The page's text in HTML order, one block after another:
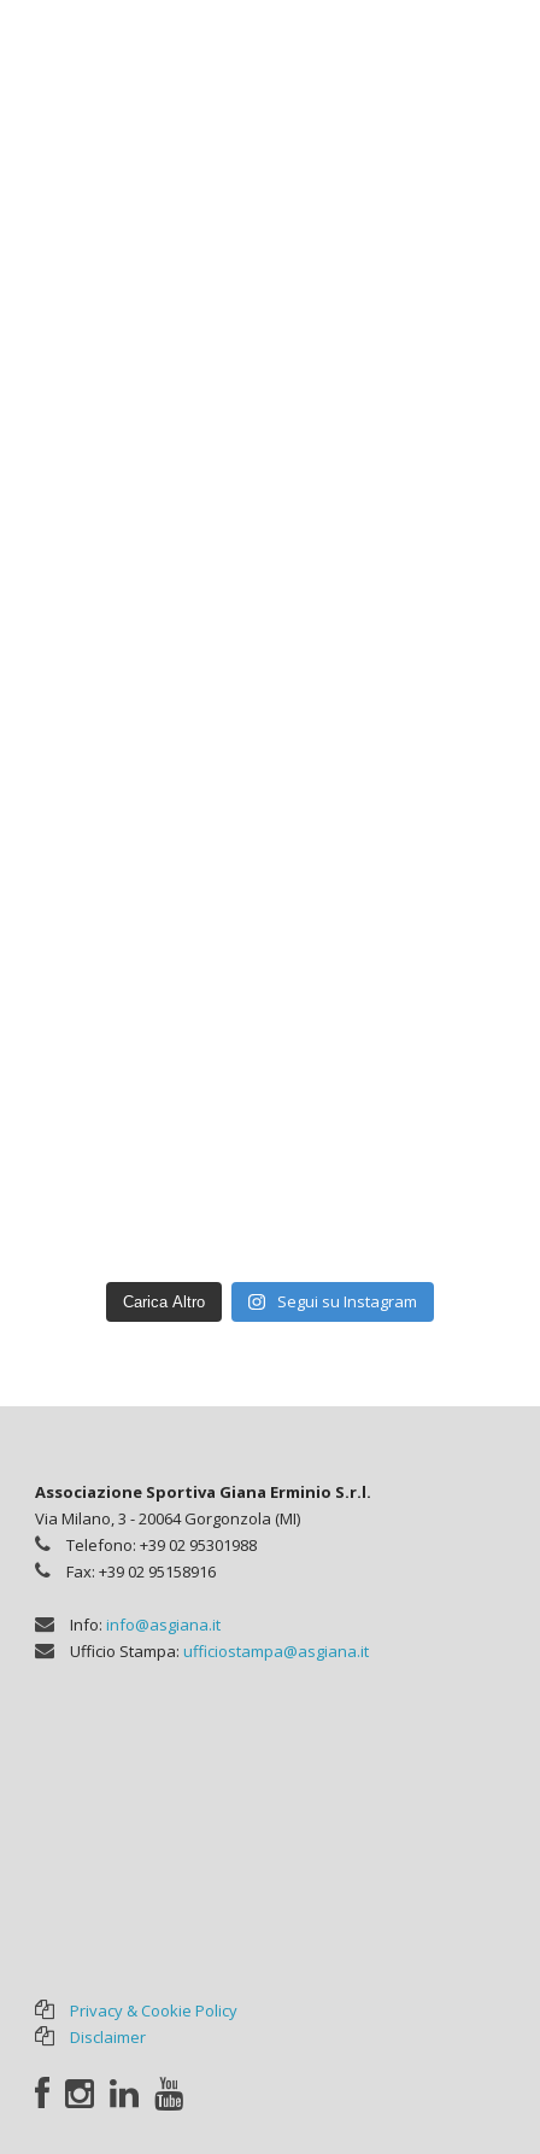
Carica Altro Segui su Instagram
Associazione Sportiva Giana Erminio S.r.l.
Via Milano, 3 - 20064 Gorgonzola (MI)
Telefono: +39 02 95301988
Fax: +39 02 95158916
Info: info@asgiana.it
Ufficio Stampa: ufficiostampa@asgiana.it
Privacy & Cookie Policy
Disclaimer